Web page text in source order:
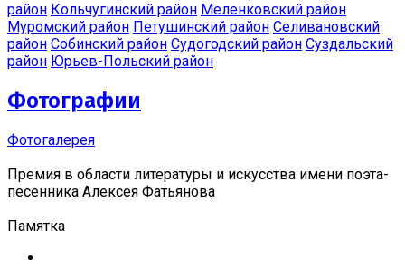
район Кольчугинский район Меленковский район
Муромский район Петушинский район Селивановский
район Собинский район Судогодский район Суздальский
район Юрьев-Польский район
Фотографии
Фотогалерея
Премия в области литературы и искусства имени поэта-
песенника Алексея Фатьянова
Памятка